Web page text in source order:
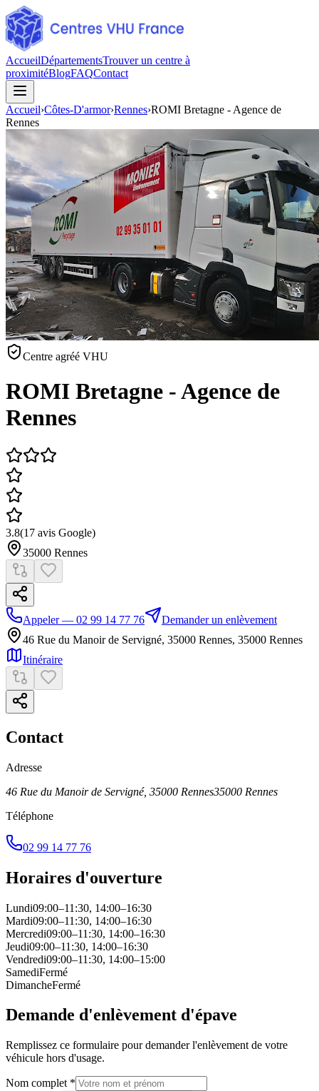
AccueilDépartementsTrouver un centre à
proximitéBlogFAQContact
Accueil›Côtes-D'armor›Rennes›ROMI Bretagne - Agence de
Rennes
Centre agréé VHU
ROMI Bretagne - Agence de
Rennes
3.8(17 avis Google)
35000 Rennes
Appeler — 02 99 14 77 76
Demander un enlèvement
46 Rue du Manoir de Servigné, 35000 Rennes, 35000 Rennes
Itinéraire
Contact
Adresse
46 Rue du Manoir de Servigné, 35000 Rennes35000 Rennes
Téléphone
02 99 14 77 76
Horaires d'ouverture
Lundi09:00–11:30, 14:00–16:30
Mardi09:00–11:30, 14:00–16:30
Mercredi09:00–11:30, 14:00–16:30
Jeudi09:00–11:30, 14:00–16:30
Vendredi09:00–11:30, 14:00–15:00
SamediFermé
DimancheFermé
Demande d'enlèvement d'épave
Remplissez ce formulaire pour demander l'enlèvement de votre
véhicule hors d'usage.
Nom complet *